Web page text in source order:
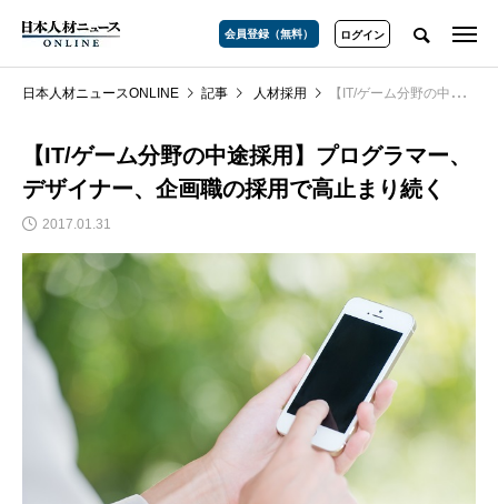
会員登録（無料） ログイン
日本人材ニュースONLINE 記事 人材採用 【IT/ゲーム分野の中途採用】プログラマー、デザイナー、企画職の採用で高止まり続く
【IT/ゲーム分野の中途採用】プログラマー、
デザイナー、企画職の採用で高止まり続く
2017.01.31